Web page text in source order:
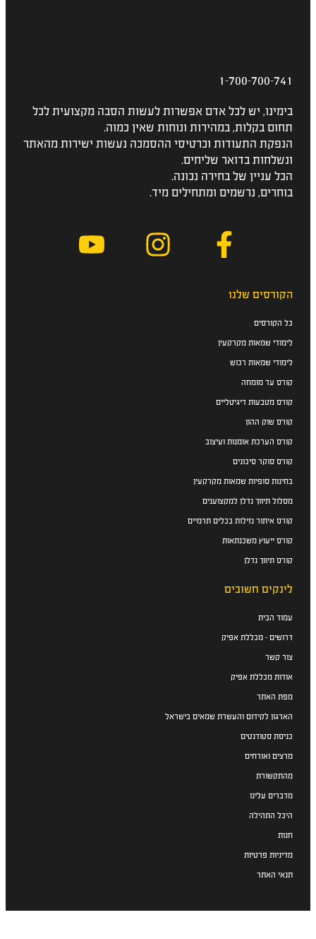
1-700-700-741
בימינו, יש לכל אדם אפשרות לעשות הסבה מקצועית לכל
תחום בקלות, במהירות ונוחות שאין כמוה.
הנפקת התעודות וכרטיסי ההסמכה נעשות ישירות מהאתר
ונשלחות בדואר שליחים.
הכל עניין של בחירה נכונה.
בוחרים, נרשמים ומתחילים מיד.
הקורסים שלנו
כל הקורסים
לימודי שמאות מקרקעין
לימודי שמאות רכוש
קורס עד מומחה
קורס מטבעות דיגיטליים
קורס שוק ההון
קורס הערכת אומנות ועיצוב
קורס סוקר סיכונים
בחינות סופיות שמאות מקרקעין
מסלול תיווך נדלן למקצוענים
קורס איתור נזילות בכלים תרמיים
קורס ייעוץ משכנתאות
קורס תיווך נדלן
לינקים חשובים
עמוד הבית
דרושים - מכללת אפיק
צור קשר
אודות מכללת אפיק
מפת האתר
הארגון לקידום והעשרת שמאים בישראל
כניסת סטודנטים
מרצים ואורחים
מהתקשורת
מדברים עלינו
היכל התהילה
חנות
מדיניות פרטיות
תנאי האתר